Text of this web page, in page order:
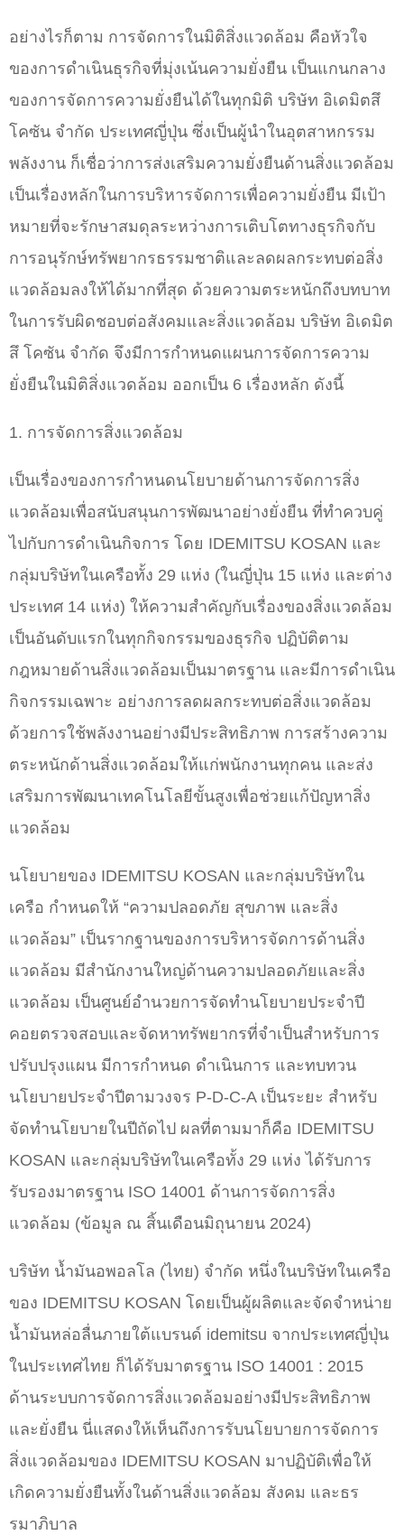
อย่างไรก็ตาม การจัดการในมิติสิ่งแวดล้อม คือหัวใจ
ของการดำเนินธุรกิจที่มุ่งเน้นความยั่งยืน เป็นแกนกลาง
ของการจัดการความยั่งยืนได้ในทุกมิติ บริษัท อิเดมิตสึ
โคซัน จำกัด ประเทศญี่ปุ่น ซึ่งเป็นผู้นำในอุตสาหกรรม
พลังงาน ก็เชื่อว่าการส่งเสริมความยั่งยืนด้านสิ่งแวดล้อม
เป็นเรื่องหลักในการบริหารจัดการเพื่อความยั่งยืน มีเป้า
หมายที่จะรักษาสมดุลระหว่างการเติบโตทางธุรกิจกับ
การอนุรักษ์ทรัพยากรธรรมชาติและลดผลกระทบต่อสิ่ง
แวดล้อมลงให้ได้มากที่สุด ด้วยความตระหนักถึงบทบาท
ในการรับผิดชอบต่อสังคมและสิ่งแวดล้อม บริษัท อิเดมิต
สึ โคซัน จำกัด จึงมีการกำหนดแผนการจัดการความ
ยั่งยืนในมิติสิ่งแวดล้อม ออกเป็น 6 เรื่องหลัก ดังนี้
1. การจัดการสิ่งแวดล้อม
เป็นเรื่องของการกำหนดนโยบายด้านการจัดการสิ่ง
แวดล้อมเพื่อสนับสนุนการพัฒนาอย่างยั่งยืน ที่ทำควบคู่
ไปกับการดำเนินกิจการ โดย IDEMITSU KOSAN และ
กลุ่มบริษัทในเครือทั้ง 29 แห่ง (ในญี่ปุ่น 15 แห่ง และต่าง
ประเทศ 14 แห่ง) ให้ความสำคัญกับเรื่องของสิ่งแวดล้อม
เป็นอันดับแรกในทุกกิจกรรมของธุรกิจ ปฏิบัติตาม
กฎหมายด้านสิ่งแวดล้อมเป็นมาตรฐาน และมีการดำเนิน
กิจกรรมเฉพาะ อย่างการลดผลกระทบต่อสิ่งแวดล้อม
ด้วยการใช้พลังงานอย่างมีประสิทธิภาพ การสร้างความ
ตระหนักด้านสิ่งแวดล้อมให้แก่พนักงานทุกคน และส่ง
เสริมการพัฒนาเทคโนโลยีขั้นสูงเพื่อช่วยแก้ปัญหาสิ่ง
แวดล้อม
นโยบายของ IDEMITSU KOSAN และกลุ่มบริษัทใน
เครือ กำหนดให้ “ความปลอดภัย สุขภาพ และสิ่ง
แวดล้อม” เป็นรากฐานของการบริหารจัดการด้านสิ่ง
แวดล้อม มีสำนักงานใหญ่ด้านความปลอดภัยและสิ่ง
แวดล้อม เป็นศูนย์อำนวยการจัดทำนโยบายประจำปี
คอยตรวจสอบและจัดหาทรัพยากรที่จำเป็นสำหรับการ
ปรับปรุงแผน มีการกำหนด ดำเนินการ และทบทวน
นโยบายประจำปีตามวงจร P-D-C-A เป็นระยะ สำหรับ
จัดทำนโยบายในปีถัดไป ผลที่ตามมาก็คือ IDEMITSU
KOSAN และกลุ่มบริษัทในเครือทั้ง 29 แห่ง ได้รับการ
รับรองมาตรฐาน ISO 14001 ด้านการจัดการสิ่ง
แวดล้อม (ข้อมูล ณ สิ้นเดือนมิถุนายน 2024)
บริษัท น้ำมันอพอลโล (ไทย) จำกัด หนึ่งในบริษัทในเครือ
ของ IDEMITSU KOSAN โดยเป็นผู้ผลิตและจัดจำหน่าย
น้ำมันหล่อลื่นภายใต้แบรนด์ idemitsu จากประเทศญี่ปุ่น
ในประเทศไทย ก็ได้รับมาตรฐาน ISO 14001 : 2015
ด้านระบบการจัดการสิ่งแวดล้อมอย่างมีประสิทธิภาพ
และยั่งยืน นี่แสดงให้เห็นถึงการรับนโยบายการจัดการ
สิ่งแวดล้อมของ IDEMITSU KOSAN มาปฏิบัติเพื่อให้
เกิดความยั่งยืนทั้งในด้านสิ่งแวดล้อม สังคม และธร
รมาภิบาล